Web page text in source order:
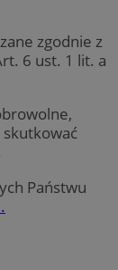
zgodnie z
6 ust. 1 lit. a
Państwu